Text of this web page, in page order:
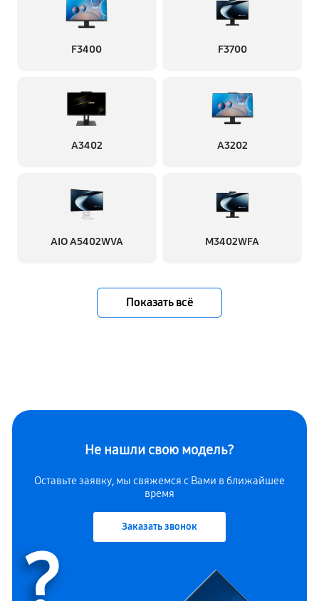
F3400 F3700
A3402 A3202
AIO A5402WVA M3402WFA
Показать всё
Не нашли свою модель?
Оставьте заявку, мы свяжемся с Вами в ближайшее
время
Заказать звонок